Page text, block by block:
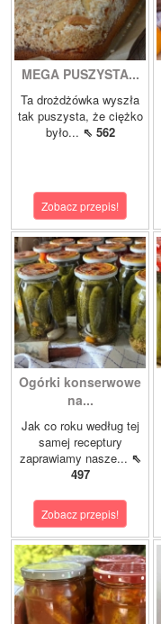
MEGA PUSZYSTA...
Ta drożdżówka wyszła
tak puszysta, że ciężko
było... ⇖ 562
Zobacz przepis!
Ogórki konserwowe
na...
Jak co roku według tej
samej receptury
zaprawiamy nasze... ⇖
497
Zobacz przepis!